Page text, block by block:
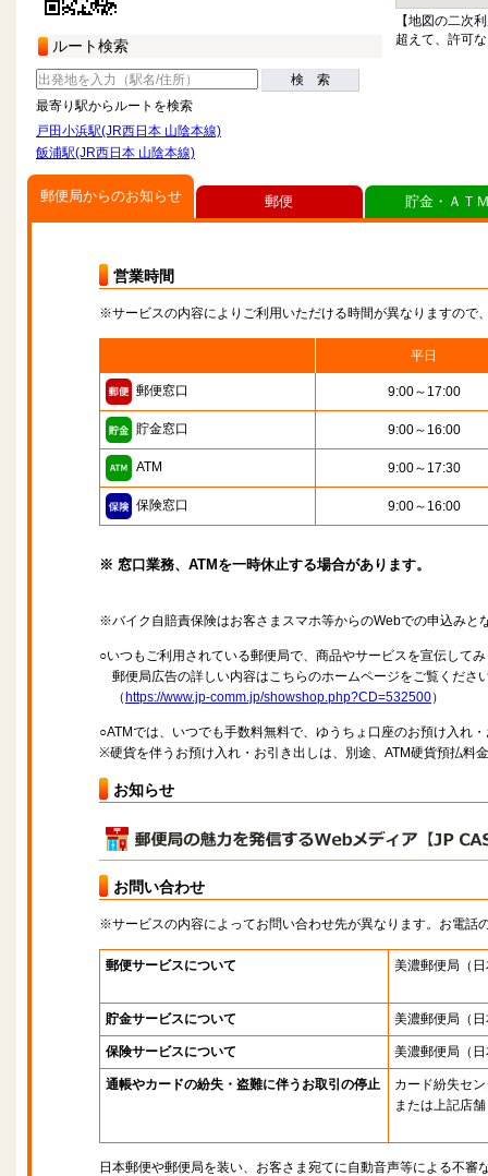
ルート検索
検 索
最寄り駅からルートを検索
戸田小浜駅(JR西日本 山陰本線)
飯浦駅(JR西日本 山陰本線)
【地図の二次
超えて、許可
郵便局からのお知らせ
営業時間
※サービスの内容によりご利用いただける時間が異なりますので
平日
郵便窓口 9:00～17:00
貯金窓口 9:00～16:00
ATM 9:00～17:30
保険窓口 9:00～16:00
※ 窓口業務、ATMを一時休止する場合があります。
※バイク自賠責保険はお客さまスマホ等からのWebでの申込みと
○いつもご利用されている郵便局で、商品やサービスを宣伝して
郵便局広告の詳しい内容はこちらのホームページをご覧くださ
（ https://www.jp-comm.jp/showshop.php?CD=532500）
○ATMでは、いつでも手数料無料で、ゆうちょ口座のお預け入れ
※硬貨を伴うお預け入れ・お引き出しは、別途、ATM硬貨預払料
お知らせ
お問い合わせ
※サービスの内容によってお問い合わせ先が異なります。お電話
郵便サービスについて 美濃郵便局 （
貯金サービスについて 美濃郵便局 （
保険サービスについて 美濃郵便局 （
通帳やカードの紛失・盗難に伴うお取引の停止
カード紛失セ
または上記店舗
日本郵便や郵便局を装い、お客さま宛てに自動音声等による不審
郵便 貯金・ＡＴ